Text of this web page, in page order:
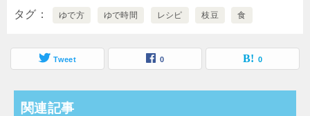
タグ ゆで方 ゆで時間 レシピ 枝豆 食
Tweet 0 0
関連記事